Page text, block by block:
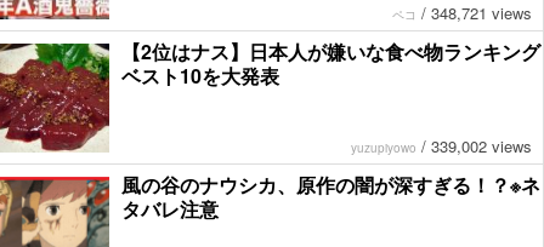
ペコ / 348,721 views
【2位はナス】日本人が嫌いな食べ物ランキング
ベスト10を大発表
yuzupiyowo / 339,002 views
風の谷のナウシカ、原作の闇が深すぎる！？※ネ
タバレ注意